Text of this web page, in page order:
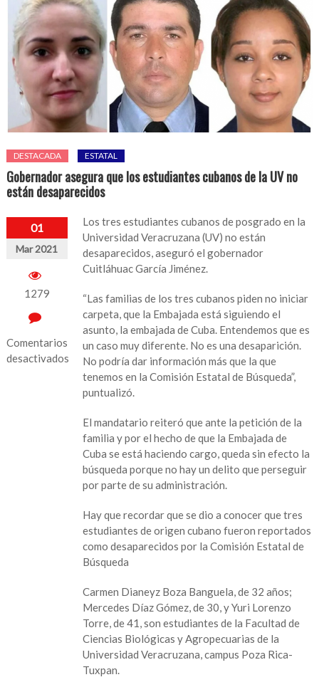
DESTACADA ESTATAL
Gobernador asegura que los estudiantes cubanos de la UV no
están desaparecidos
01
Mar 2021
1279
Comentarios
desactivados
Los tres estudiantes cubanos de posgrado en la
Universidad Veracruzana (UV) no están
desaparecidos, aseguró el gobernador
Cuitláhuac García Jiménez.
“Las familias de los tres cubanos piden no iniciar
carpeta, que la Embajada está siguiendo el
asunto, la embajada de Cuba. Entendemos que es
un caso muy diferente. No es una desaparición.
No podría dar información más que la que
tenemos en la Comisión Estatal de Búsqueda”,
puntualizó.
El mandatario reiteró que ante la petición de la
familia y por el hecho de que la Embajada de
Cuba se está haciendo cargo, queda sin efecto la
búsqueda porque no hay un delito que perseguir
por parte de su administración.
Hay que recordar que se dio a conocer que tres
estudiantes de origen cubano fueron reportados
como desaparecidos por la Comisión Estatal de
Búsqueda
Carmen Dianeyz Boza Banguela, de 32 años;
Mercedes Díaz Gómez, de 30, y Yuri Lorenzo
Torre, de 41, son estudiantes de la Facultad de
Ciencias Biológicas y Agropecuarias de la
Universidad Veracruzana, campus Poza Rica-
Tuxpan.